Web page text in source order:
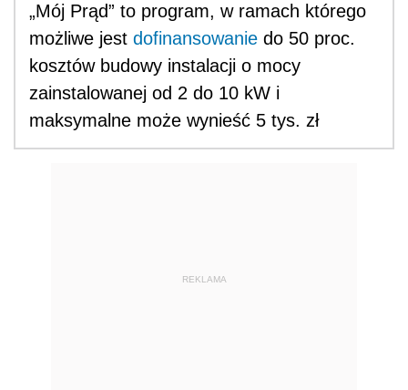
„Mój Prąd” to program, w ramach którego
możliwe jest dofinansowanie do 50 proc.
kosztów budowy instalacji o mocy
zainstalowanej od 2 do 10 kW i
maksymalne może wynieść 5 tys. zł
REKLAMA